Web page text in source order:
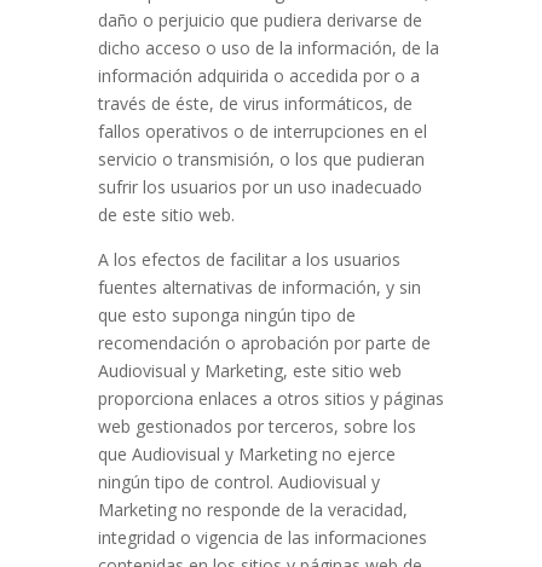
daño o perjuicio que pudiera derivarse de
dicho acceso o uso de la información, de la
información adquirida o accedida por o a
través de éste, de virus informáticos, de
fallos operativos o de interrupciones en el
servicio o transmisión, o los que pudieran
sufrir los usuarios por un uso inadecuado
de este sitio web.
A los efectos de facilitar a los usuarios
fuentes alternativas de información, y sin
que esto suponga ningún tipo de
recomendación o aprobación por parte de
Audiovisual y Marketing, este sitio web
proporciona enlaces a otros sitios y páginas
web gestionados por terceros, sobre los
que Audiovisual y Marketing no ejerce
ningún tipo de control. Audiovisual y
Marketing no responde de la veracidad,
integridad o vigencia de las informaciones